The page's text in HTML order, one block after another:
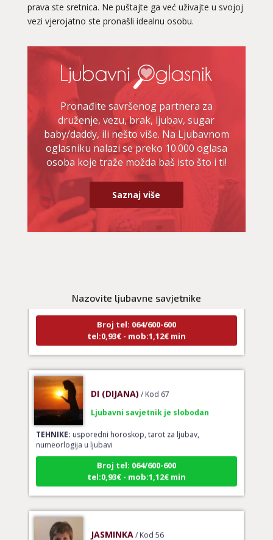
prava ste sretnica. Ne puštajte ga već uživajte u svojoj
vezi vjerojatno ste pronašli idealnu osobu.
Pronađite savršenog partnera za
druženje, vezu, brak, ljubav, sugar
baby/daddy, ili nešto više. Na Ljubavnom
oglasniku nalazi se preko 10.000 oglasa
osoba koje traže možda baš isto što i ti!
Saznaj više
Nazovite ljubavne savjetnike
ljubav, brak, veze
Broj tel: 064/600-600
tel:0,93€ - mob:1,12€ min
TEHNIKE:usporedni horoskop, tarot za ljubav,
numeorlogija u ljubavi
Broj tel: 064/600-600
tel:0,93€ - mob:1,12€ min